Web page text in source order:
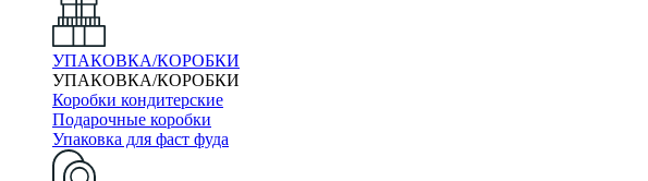
УПАКОВКА/КОРОБКИ
УПАКОВКА/КОРОБКИ
Коробки кондитерские
Подарочные коробки
Упаковка для фаст фуда